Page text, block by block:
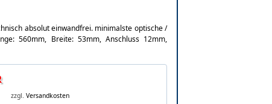
absolut einwandfrei. minimalste optische /
560mm, Breite: 53mm, Anschluss 12mm,
zzgl. Versandkosten